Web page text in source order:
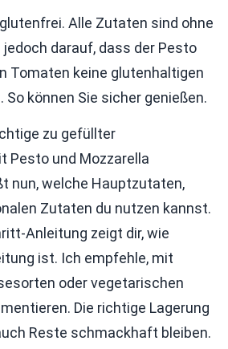
Alle Zutaten sind ohne
jedoch darauf, dass der Pesto
Tomaten keine glutenhaltigen
können Sie sicher genießen.
zu gefüllter
Pesto und Mozzarella
nun, welche Hauptzutaten,
Zutaten du nutzen kannst.
Anleitung zeigt dir, wie
ist. Ich empfehle, mit
oder vegetarischen
Die richtige Lagerung
Reste schmackhaft bleiben.